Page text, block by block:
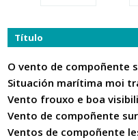
Título
O vento de compoñente
Situación marítima moi
Vento frouxo e boa
Vento de compoñente
Ventos de compoñente